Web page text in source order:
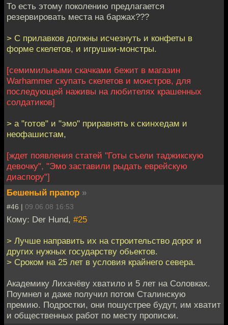
То есть этому поколению предлагается
резервировать места на баржах???
> С прилавков должны исчезнуть и конфеты в
форме скелетов, и игрушки-монстры.
[семимильными скачками бежит в магазин
Warhammer скупать скелетов и монстров, для
последующей наживы на любителях крашенных
солдатиков]
> а "готов" и "эмо" приравнять к скинхедам и
неофашистам,
[ждет появления статей "Готы съели таджикскую
девочку", "Эмо заставили рыдать еврейскую
диаспору"]
Бешеный прапор »
#46 | 09.06.08 16:53
Кому: Der Hund, #25
> Лучше направить их на строительство дорог и
других нужных государству обьектов.
> Сроком на 25 лет в условия крайнего севера.
Академику Лихачёву хватило и 5 лет на Соловках.
Поумнел и даже получил потом Сталинскую
премию. Подростки, они пошустрее будут, им хватит
и общественных работ по месту прописки.